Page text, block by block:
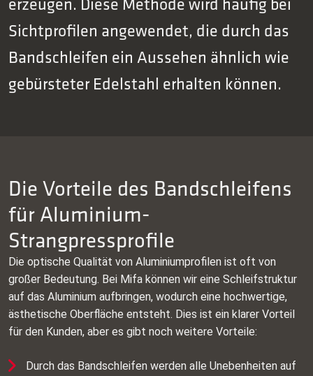
Sichtprofilen angewendet, die durch das
Bandschleifen ein Aussehen ähnlich wie
gebürsteter Edelstahl erhalten können.
Die Vorteile des Bandschleifens
für Aluminium-
Strangpressprofile
Die optische Qualität von Aluminiumprofilen ist oft von
großer Bedeutung. Bei Mifa können wir eine Schleifstruktur
auf das Aluminium aufbringen, wodurch eine hochwertige,
ästhetische Oberfläche entsteht. Dies ist ein klarer Vorteil
für den Kunden, aber es gibt noch weitere Vorteile:
Durch das Bandschleifen werden alle Unebenheiten auf